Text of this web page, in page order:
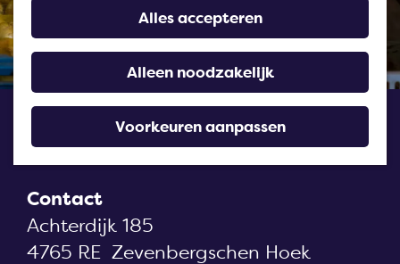
Alles accepteren
Alleen noodzakelijk
Voorkeuren aanpassen
e
h
o
m
Streekwinkel Den Reijer
Agro
Contact
Achterdijk 185
4765 RE Zevenbergschen Hoek